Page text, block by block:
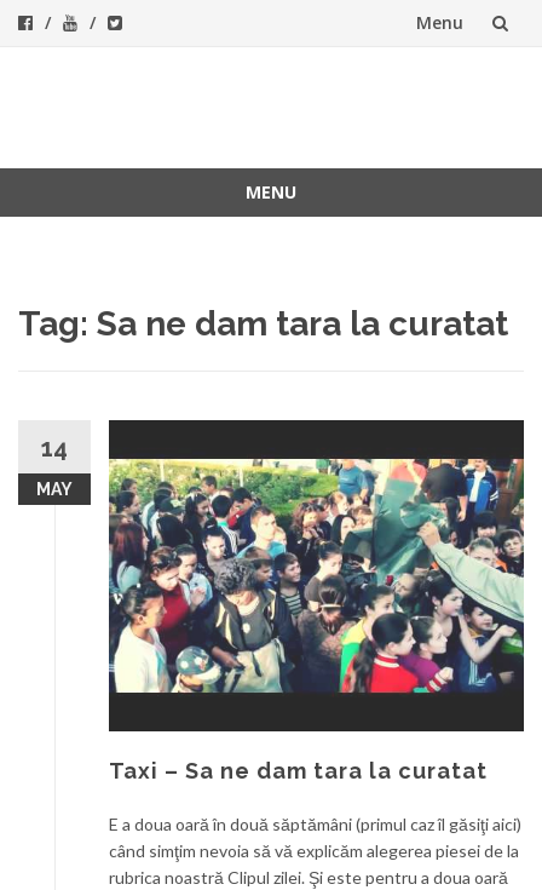
Menu
MENU
Tag: Sa ne dam tara la curatat
14
MAY
Taxi – Sa ne dam tara la curatat
E a doua oară în două săptămâni (primul caz îl găsiţi aici)
când simţim nevoia să vă explicăm alegerea piesei de la
rubrica noastră Clipul zilei. Şi este pentru a doua oară